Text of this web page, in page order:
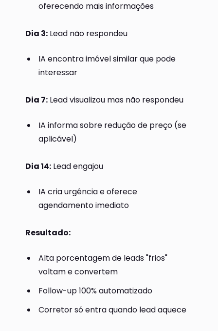
oferecendo mais informações
Dia 3: Lead não respondeu
IA encontra imóvel similar que pode
interessar
Dia 7: Lead visualizou mas não respondeu
IA informa sobre redução de preço (se
aplicável)
Dia 14: Lead engajou
IA cria urgência e oferece
agendamento imediato
Resultado:
Alta porcentagem de leads "frios"
voltam e convertem
Follow-up 100% automatizado
Corretor só entra quando lead aquece